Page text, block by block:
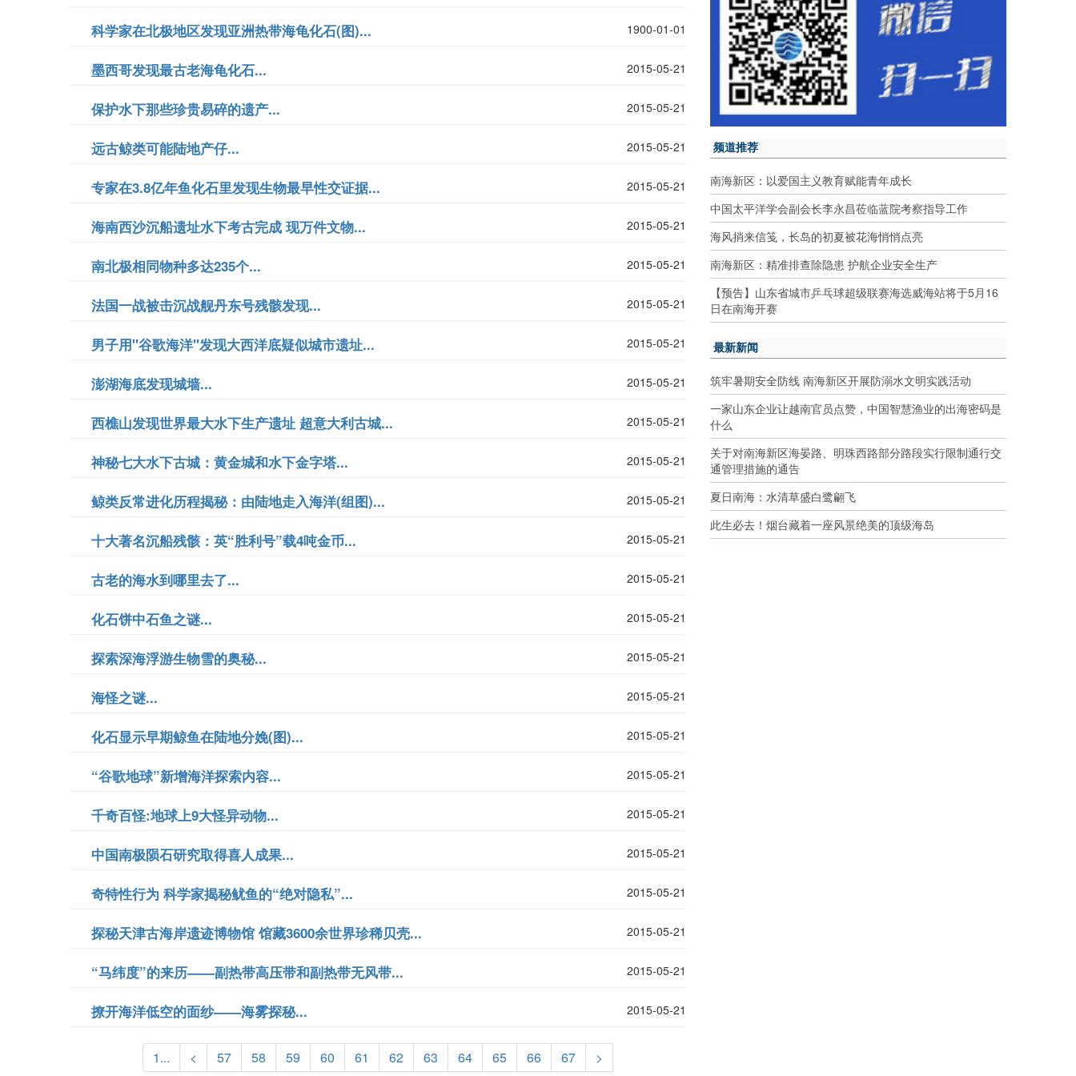
科学家在北极地区发现亚洲热带海龟化石(图)... 1900-01-01
墨西哥发现最古老海龟化石... 2015-05-21
保护水下那些珍贵易碎的遗产... 2015-05-21
远古鲸类可能陆地产仔... 2015-05-21
专家在3.8亿年鱼化石里发现生物最早性交证据... 2015-05-21
海南西沙沉船遗址水下考古完成 现万件文物... 2015-05-21
南北极相同物种多达235个... 2015-05-21
法国一战被击沉战舰丹东号残骸发现... 2015-05-21
男子用"谷歌海洋"发现大西洋底疑似城市遗址... 2015-05-21
澎湖海底发现城墙... 2015-05-21
西樵山发现世界最大水下生产遗址 超意大利古城... 2015-05-21
神秘七大水下古城：黄金城和水下金字塔... 2015-05-21
鲸类反常进化历程揭秘：由陆地走入海洋(组图)... 2015-05-21
十大著名沉船残骸：英“胜利号”载4吨金币... 2015-05-21
古老的海水到哪里去了... 2015-05-21
化石饼中石鱼之谜... 2015-05-21
探索深海浮游生物雪的奥秘... 2015-05-21
海怪之谜... 2015-05-21
化石显示早期鲸鱼在陆地分娩(图)... 2015-05-21
“谷歌地球”新增海洋探索内容... 2015-05-21
千奇百怪:地球上9大怪异动物... 2015-05-21
中国南极陨石研究取得喜人成果... 2015-05-21
奇特性行为 科学家揭秘鱿鱼的“绝对隐私”... 2015-05-21
探秘天津古海岸遗迹博物馆 馆藏3600余世界珍稀贝壳... 2015-05-21
“马纬度”的来历——副热带高压带和副热带无风带... 2015-05-21
撩开海洋低空的面纱——海雾探秘... 2015-05-21
1... < 57 58 59 60 61 62 63 64 65 66 67 >
频道推荐
南海新区：以爱国主义教育赋能青年成长
中国太平洋学会副会长李永昌莅临蓝院考察指导工作
海风捎来信笺，长岛的初夏被花海悄悄点亮
南海新区：精准排查除隐患 护航企业安全生产
【预告】山东省城市乒乓球超级联赛海选威海站将于5月16
日在南海开赛
最新新闻
筑牢暑期安全防线 南海新区开展防溺水文明实践活动
一家山东企业让越南官员点赞，中国智慧渔业的出海密码是
什么
关于对南海新区海晏路、明珠西路部分路段实行限制通行交
通管理措施的通告
夏日南海：水清草盛白鹭翩飞
此生必去！烟台藏着一座风景绝美的顶级海岛